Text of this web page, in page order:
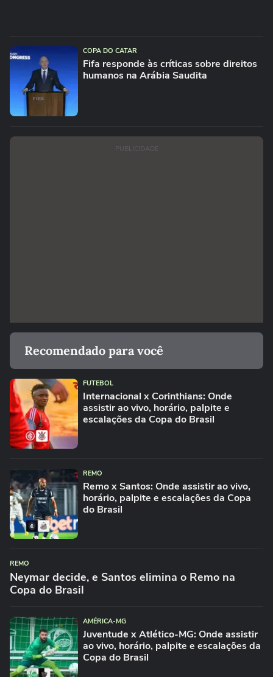
COPA DO CATAR
Fifa responde às críticas sobre direitos
humanos na Arábia Saudita
PUBLICIDADE
Recomendado para você
FUTEBOL
Internacional x Corinthians: Onde
assistir ao vivo, horário, palpite e
escalações da Copa do Brasil
REMO
Remo x Santos: Onde assistir ao vivo,
horário, palpite e escalações da Copa
do Brasil
REMO
Neymar decide, e Santos elimina o Remo na
Copa do Brasil
AMÉRICA-MG
Juventude x Atlético-MG: Onde assistir
ao vivo, horário, palpite e escalações da
Copa do Brasil